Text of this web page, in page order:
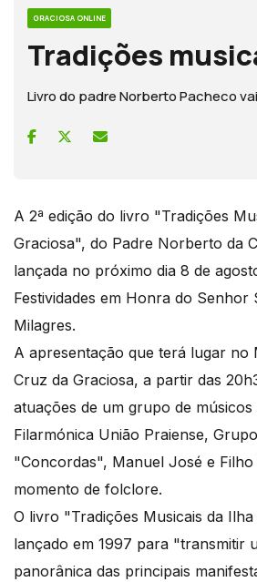
GRACIOSA ONLINE
Tradições
Livro do padre Norberto Pacheco
A 2ª edição do livro "Tradições
Graciosa", do Padre Norberto da
lançada no próximo dia 8 de
Festividades em Honra do Senhor
Milagres.
A apresentação que terá lugar no
Cruz da Graciosa, a partir das
atuações de um grupo de músicos
Filarmónica União Praiense,
"Concordas", Manuel José e Filho
momento de folclore.
O livro "Tradições Musicais da
lançado em 1997 para "transmitir
panorânica das principais